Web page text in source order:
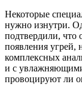
Некоторые
нужно изнутри.
подтвердили, что
появления угрей,
комплексных
и с увлажняющими
провоцируют ли